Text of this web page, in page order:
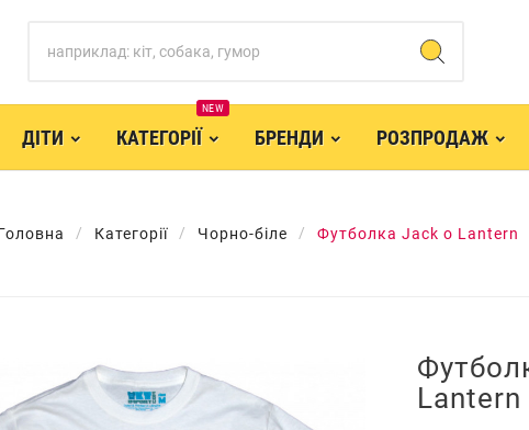
ДІТИ КАТЕГОРІЇ
NEW
БРЕНДИ РОЗПРОДАЖ
Категорії Чорно-біле Футболка Jack o Lantern
Lantern